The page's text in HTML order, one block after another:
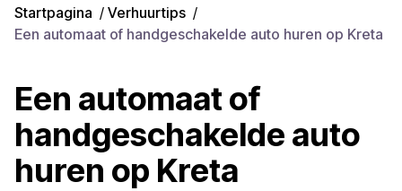
Startpagina / Verhuurtips /
Een automaat of handgeschakelde auto huren op Kreta
Een automaat of
handgeschakelde auto
huren op Kreta